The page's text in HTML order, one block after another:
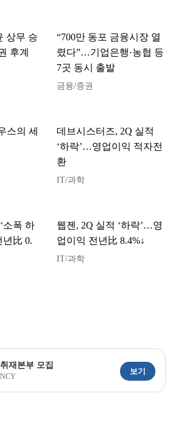
상무 승
후계
“700만 동포 금융시장 열
렸다”…기업은행·농협 등
7곳 동시 출발
금융/증권
스의 세
데브시스터즈, 2Q 실적
‘하락’…영업이익 적자전
환
IT/과학
소폭 하
比 0.
웹젠, 2Q 실적 ‘하락’…영
업이익 전년比 8.4%↓
IT/과학
재본부 모집
보기